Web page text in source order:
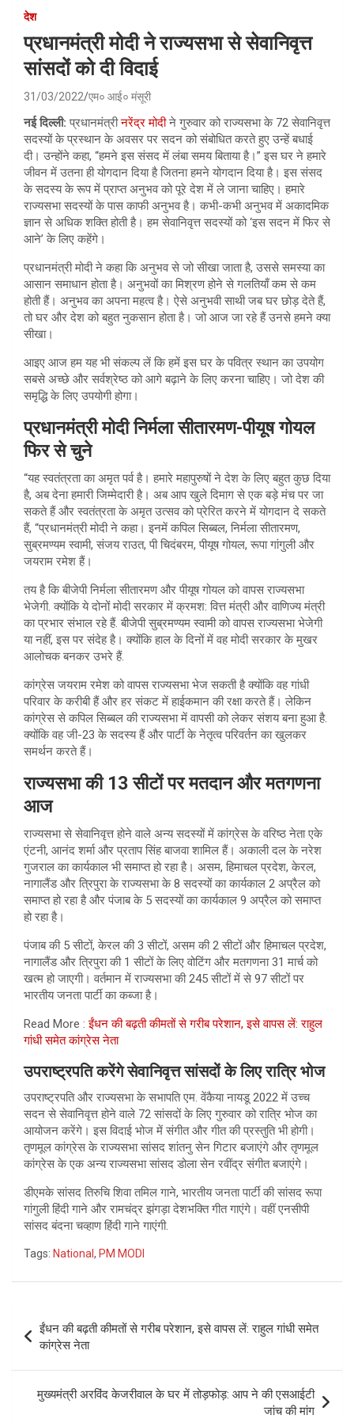
देश
प्रधानमंत्री मोदी ने राज्यसभा से सेवानिवृत्त
सांसदों को दी विदाई
31/03/2022 एम० आई० मंसूरी
नई दिल्ली: प्रधानमंत्रीनरेंद्र मोदीने गुरुवार को राज्यसभा के 72 सेवानिवृत्त
सदस्यों के प्रस्थान के अवसर पर सदन को संबोधित करते हुए उन्हें बधाई
दी। उन्होंने कहा, “हमने इस संसद में लंबा समय बिताया है।” इस घर ने हमारे
जीवन में उतना ही योगदान दिया है जितना हमने योगदान दिया है। इस संसद
के सदस्य के रूप में प्राप्त अनुभव को पूरे देश में ले जाना चाहिए। हमारे
राज्यसभा सदस्यों के पास काफी अनुभव है। कभी-कभी अनुभव में अकादमिक
ज्ञान से अधिक शक्ति होती है। हम सेवानिवृत्त सदस्यों को ‘इस सदन में फिर से
आने’ के लिए कहेंगे।
प्रधानमंत्री मोदी ने कहा कि अनुभव से जो सीखा जाता है, उससे समस्या का
आसान समाधान होता है। अनुभवों का मिश्रण होने से गलतियाँ कम से कम
होती हैं। अनुभव का अपना महत्व है। ऐसे अनुभवी साथी जब घर छोड़ देते हैं,
तो घर और देश को बहुत नुकसान होता है। जो आज जा रहे हैं उनसे हमने क्या
सीखा।
आइए आज हम यह भी संकल्प लें कि हमें इस घर के पवित्र स्थान का उपयोग
सबसे अच्छे और सर्वश्रेष्ठ को आगे बढ़ाने के लिए करना चाहिए। जो देश की
समृद्धि के लिए उपयोगी होगा।
प्रधानमंत्री मोदी निर्मला सीतारमण-पीयूष गोयल
फिर से चुने
“यह स्वतंत्रता का अमृत पर्व है। हमारे महापुरुषों ने देश के लिए बहुत कुछ दिया
है, अब देना हमारी जिम्मेदारी है। अब आप खुले दिमाग से एक बड़े मंच पर जा
सकते हैं और स्वतंत्रता के अमृत उत्सव को प्रेरित करने में योगदान दे सकते
हैं, “प्रधानमंत्री मोदी ने कहा। इनमें कपिल सिब्बल, निर्मला सीतारमण,
सुब्रमण्यम स्वामी, संजय राउत, पी चिदंबरम, पीयूष गोयल, रूपा गांगुली और
जयराम रमेश हैं।
तय है कि बीजेपी निर्मला सीतारमण और पीयूष गोयल को वापस राज्यसभा
भेजेगी. क्योंकि ये दोनों मोदी सरकार में क्रमश: वित्त मंत्री और वाणिज्य मंत्री
का प्रभार संभाल रहे हैं. बीजेपी सुब्रमण्यम स्वामी को वापस राज्यसभा भेजेगी
या नहीं, इस पर संदेह है। क्योंकि हाल के दिनों में वह मोदी सरकार के मुखर
आलोचक बनकर उभरे हैं.
कांग्रेस जयराम रमेश को वापस राज्यसभा भेज सकती है क्योंकि वह गांधी
परिवार के करीबी हैं और हर संकट में हाईकमान की रक्षा करते हैं। लेकिन
कांग्रेस से कपिल सिब्बल की राज्यसभा में वापसी को लेकर संशय बना हुआ है.
क्योंकि वह जी-23 के सदस्य हैं और पार्टी के नेतृत्व परिवर्तन का खुलकर
समर्थन करते हैं।
राज्यसभा की 13 सीटों पर मतदान और मतगणना
आज
राज्यसभा से सेवानिवृत्त होने वाले अन्य सदस्यों में कांग्रेस के वरिष्ठ नेता एके
एंटनी, आनंद शर्मा और प्रताप सिंह बाजवा शामिल हैं। अकाली दल के नरेश
गुजराल का कार्यकाल भी समाप्त हो रहा है। असम, हिमाचल प्रदेश, केरल,
नागालैंड और त्रिपुरा के राज्यसभा के 8 सदस्यों का कार्यकाल 2 अप्रैल को
समाप्त हो रहा है और पंजाब के 5 सदस्यों का कार्यकाल 9 अप्रैल को समाप्त
हो रहा है।
पंजाब की 5 सीटों, केरल की 3 सीटों, असम की 2 सीटों और हिमाचल प्रदेश,
नागालैंड और त्रिपुरा की 1 सीटों के लिए वोटिंग और मतगणना 31 मार्च को
खत्म हो जाएगी। वर्तमान में राज्यसभा की 245 सीटों में से 97 सीटों पर
भारतीय जनता पार्टी का कब्जा है।
Read More :ईंधन की बढ़ती कीमतों से गरीब परेशान, इसे वापस लें: राहुल
गांधी समेत कांग्रेस नेता
उपराष्ट्रपति करेंगे सेवानिवृत्त सांसदों के लिए रात्रि भोज
उपराष्ट्रपति और राज्यसभा के सभापति एम. वेंकैया नायडू 2022 में उच्च
सदन से सेवानिवृत्त होने वाले 72 सांसदों के लिए गुरुवार को रात्रि भोज का
आयोजन करेंगे। इस विदाई भोज में संगीत और गीत की प्रस्तुति भी होगी।
तृणमूल कांग्रेस के राज्यसभा सांसद शांतनु सेन गिटार बजाएंगे और तृणमूल
कांग्रेस के एक अन्य राज्यसभा सांसद डोला सेन रवींद्र संगीत बजाएंगे।
डीएमके सांसद तिरुचि शिवा तमिल गाने, भारतीय जनता पार्टी की सांसद रूपा
गांगुली हिंदी गाने और रामचंद्र झंगड़ा देशभक्ति गीत गाएंगे। वहीं एनसीपी
सांसद बंदना चव्हाण हिंदी गाने गाएंगी.
Tags: National , PM MODI
Post
navigation
ईंधन की बढ़ती कीमतों से गरीब परेशान, इसे वापस लें: राहुल गांधी समेत
कांग्रेस नेता
मुख्यमंत्री अरविंद केजरीवाल के घर में तोड़फोड़: आप ने की एसआईटी
जांच की मांग